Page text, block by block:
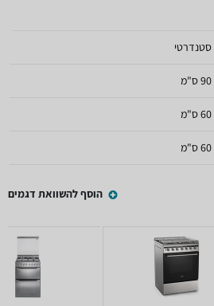
סטנדרטי
90 ס"מ
60 ס"מ
60 ס"מ
הוסף להשוואת דגמים